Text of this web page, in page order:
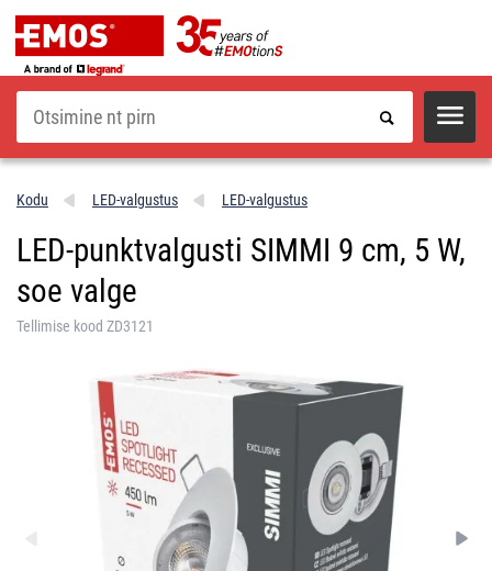
Otsi
Kodu LED-valgustus LED-valgustus
LED-punktvalgusti SIMMI 9 cm, 5 W,
soe valge
Tellimise kood ZD3121